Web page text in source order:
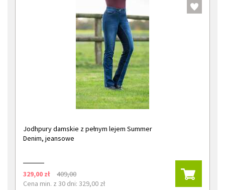
Jodhpury damskie z pełnym lejem Summer
Denim, jeansowe
329,00 zł
409,00
Cena min. z 30 dni: 329,00 zł